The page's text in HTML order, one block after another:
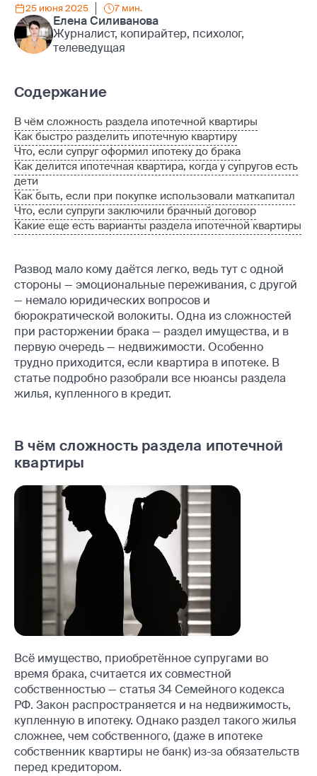
Елена Силиванова
Журналист, копирайтер, психолог,
телеведущая
25 июня 2025 7 мин.
Содержание
В чём сложность раздела ипотечной квартиры
Как быстро разделить ипотечную квартиру
Что, если супруг оформил ипотеку до брака
Как делится ипотечная квартира, когда у супругов есть
дети
Как быть, если при покупке использовали маткапитал
Что, если супруги заключили брачный договор
Какие еще есть варианты раздела ипотечной квартиры
Развод мало кому даётся легко, ведь тут с одной
стороны — эмоциональные переживания, с другой
— немало юридических вопросов и
бюрократической волокиты. Одна из сложностей
при расторжении брака — раздел имущества, и в
первую очередь — недвижимости. Особенно
трудно приходится, если квартира в ипотеке. В
статье подробно разобрали все нюансы раздела
жилья, купленного в кредит.
В чём сложность раздела ипотечной
квартиры
Всё имущество, приобретённое супругами во
время брака, считается их совместной
собственностью — статья 34 Семейного кодекса
РФ. Закон распространяется и на недвижимость,
купленную в ипотеку. Однако раздел такого жилья
сложнее, чем собственного, (даже в ипотеке
собственник квартиры не банк) из-за обязательств
перед кредитором.